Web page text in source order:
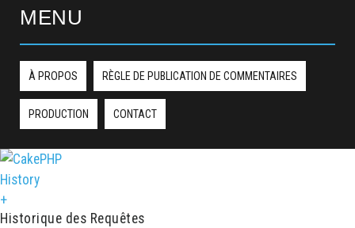
MENU
À PROPOS RÈGLE DE PUBLICATION DE COMMENTAIRES
PRODUCTION CONTACT
History
+
Historique des Requêtes